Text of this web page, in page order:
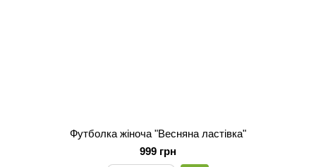
Футболка жіноча "Весняна ластівка"
999 грн